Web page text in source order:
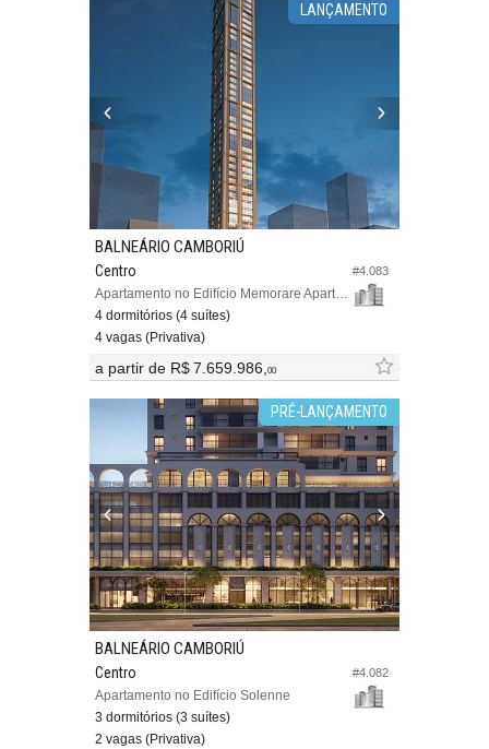
LANÇAMENTO
#4.083
BALNEÁRIO CAMBORIÚ
Centro
Apartamento no Edifício Memorare Apartments
4 dormitórios (4 suítes)
4 vagas (Privativa)
a partir de R$ 7.659.986,00
PRÉ-LANÇAMENTO
#4.082
BALNEÁRIO CAMBORIÚ
Centro
Apartamento no Edifício Solenne
3 dormitórios (3 suítes)
2 vagas (Privativa)